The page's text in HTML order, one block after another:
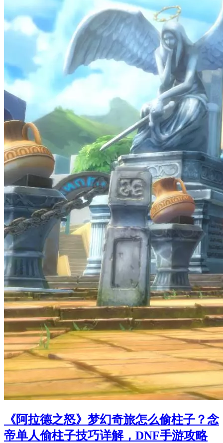
《阿拉德之怒》梦幻奇旅怎么偷柱子？念
帝单人偷柱子技巧详解，DNF手游攻略